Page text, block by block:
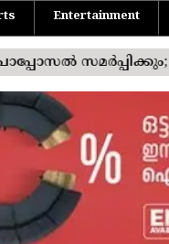
Entertainment